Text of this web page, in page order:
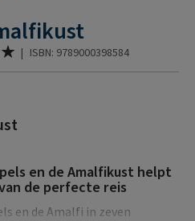
| ISBN: 9789000398584
en de Amalfikust helpt
de perfecte reis
en de Amalfi in zeven